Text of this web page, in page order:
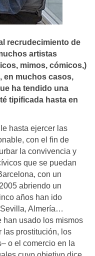
recrudecimiento de
artistas
mimos, cómicos,)
en muchos casos,
ha tendido una
tipificada hasta en
hasta ejercer las
con el fin de
la convivencia y
que se puedan
con un
abriendo un
años han ido
Almería…
han usado los mismos
las prostitución, los
o el comercio en la